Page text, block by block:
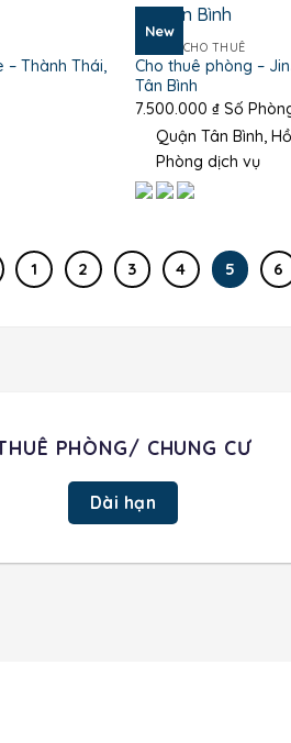
– Thành Thái,
New
PHÒNG CHO THUÊ
Cho thuê phòng –
Tân Bình
7.500.000₫ Số
Quận Tân Bình,
Phòng dịch vụ
1 2 3 4 5 6
PHÒNG/ CHUNG CƯ
Dài hạn